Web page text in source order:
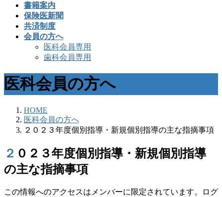
書籍案内
保険医新聞
共済制度
会員の方へ
医科会員専用
歯科会員専用
医科会員の方へ
HOME
医科会員の方へ
２０２３年度個別指導・新規個別指導の主な指摘事項
２０２３年度個別指導・新規個別指導
の主な指摘事項
この情報へのアクセスはメンバーに限定されています。ログ